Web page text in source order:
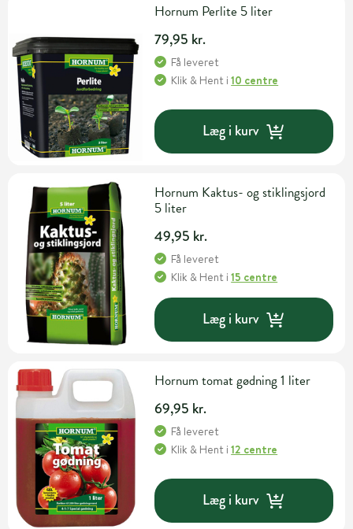
Hornum Perlite 5 liter
79,95 kr.
Få leveret
Klik & Hent i10 centre
Læg i kurv
Hornum Kaktus- og stiklingsjord
5 liter
49,95 kr.
Få leveret
Klik & Hent i15 centre
Læg i kurv
Hornum tomat gødning 1 liter
69,95 kr.
Få leveret
Klik & Hent i12 centre
Læg i kurv